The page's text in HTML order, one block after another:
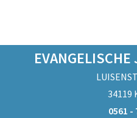
34119
0561 -